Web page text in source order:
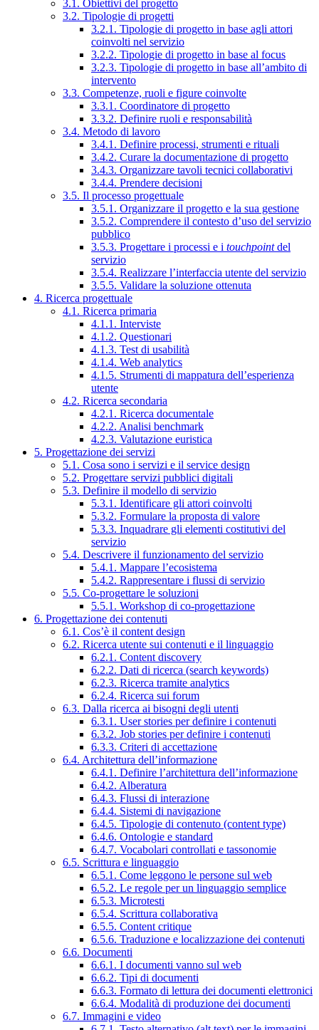
3.1. Obiettivi del progetto
3.2. Tipologie di progetti
3.2.1. Tipologie di progetto in base agli attori
coinvolti nel servizio
3.2.2. Tipologie di progetto in base al focus
3.2.3. Tipologie di progetto in base all’ambito di
intervento
3.3. Competenze, ruoli e figure coinvolte
3.3.1. Coordinatore di progetto
3.3.2. Definire ruoli e responsabilità
3.4. Metodo di lavoro
3.4.1. Definire processi, strumenti e rituali
3.4.2. Curare la documentazione di progetto
3.4.3. Organizzare tavoli tecnici collaborativi
3.4.4. Prendere decisioni
3.5. Il processo progettuale
3.5.1. Organizzare il progetto e la sua gestione
3.5.2. Comprendere il contesto d’uso del servizio
pubblico
3.5.3. Progettare i processi e i touchpointdel
servizio
3.5.4. Realizzare l’interfaccia utente del servizio
3.5.5. Validare la soluzione ottenuta
4. Ricerca progettuale
4.1. Ricerca primaria
4.1.1. Interviste
4.1.2. Questionari
4.1.3. Test di usabilità
4.1.4. Web analytics
4.1.5. Strumenti di mappatura dell’esperienza
utente
4.2. Ricerca secondaria
4.2.1. Ricerca documentale
4.2.2. Analisi benchmark
4.2.3. Valutazione euristica
5. Progettazione dei servizi
5.1. Cosa sono i servizi e il service design
5.2. Progettare servizi pubblici digitali
5.3. Definire il modello di servizio
5.3.1. Identificare gli attori coinvolti
5.3.2. Formulare la proposta di valore
5.3.3. Inquadrare gli elementi costitutivi del
servizio
5.4. Descrivere il funzionamento del servizio
5.4.1. Mappare l’ecosistema
5.4.2. Rappresentare i flussi di servizio
5.5. Co-progettare le soluzioni
5.5.1. Workshop di co-progettazione
6. Progettazione dei contenuti
6.1. Cos’è il content design
6.2. Ricerca utente sui contenuti e il linguaggio
6.2.1. Content discovery
6.2.2. Dati di ricerca (search keywords)
6.2.3. Ricerca tramite analytics
6.2.4. Ricerca sui forum
6.3. Dalla ricerca ai bisogni degli utenti
6.3.1. User stories per definire i contenuti
6.3.2. Job stories per definire i contenuti
6.3.3. Criteri di accettazione
6.4. Architettura dell’informazione
6.4.1. Definire l’architettura dell’informazione
6.4.2. Alberatura
6.4.3. Flussi di interazione
6.4.4. Sistemi di navigazione
6.4.5. Tipologie di contenuto (content type)
6.4.6. Ontologie e standard
6.4.7. Vocabolari controllati e tassonomie
6.5. Scrittura e linguaggio
6.5.1. Come leggono le persone sul web
6.5.2. Le regole per un linguaggio semplice
6.5.3. Microtesti
6.5.4. Scrittura collaborativa
6.5.5. Content critique
6.5.6. Traduzione e localizzazione dei contenuti
6.6. Documenti
6.6.1. I documenti vanno sul web
6.6.2. Tipi di documenti
6.6.3. Formato di lettura dei documenti elettronici
6.6.4. Modalità di produzione dei documenti
6.7. Immagini e video